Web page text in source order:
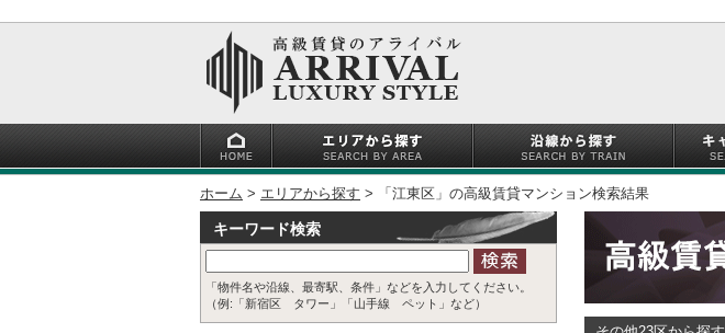
ホーム エリアから探す 「江東区」の高級賃貸マンション検索結果
キーワード検索
「物件名や沿線、最寄駅、条件」などを入力してください。
（例:「新宿区 タワー」「山手線 ペット」など）